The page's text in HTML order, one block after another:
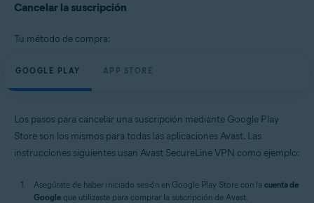
Cancelar la suscripción
Tu método de compra:
GOOGLE PLAY APP STORE
Los pasos para cancelar una suscripción mediante Google Play
Store son los mismos para todas las aplicaciones Avast. Las
instrucciones siguientes usan Avast SecureLine VPN como ejemplo:
Asegúrate de haber iniciado sesión en Google Play Store con la cuenta de
Google que utilizaste para comprar la suscripción de Avast.